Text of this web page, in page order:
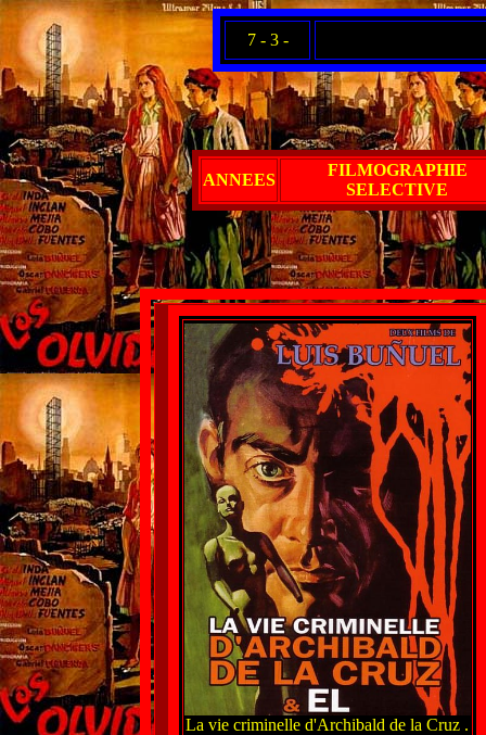
7 - 3 -
ANNEES
FILMOGRAPHIE
SELECTIVE
La vie criminelle d'Archibald de la Cruz .